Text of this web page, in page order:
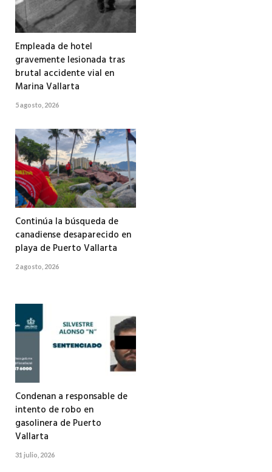
Empleada de hotel
gravemente lesionada tras
brutal accidente vial en
Marina Vallarta
5 agosto, 2026
Continúa la búsqueda de
canadiense desaparecido en
playa de Puerto Vallarta
2 agosto, 2026
Condenan a responsable de
intento de robo en
gasolinera de Puerto
Vallarta
31 julio, 2026